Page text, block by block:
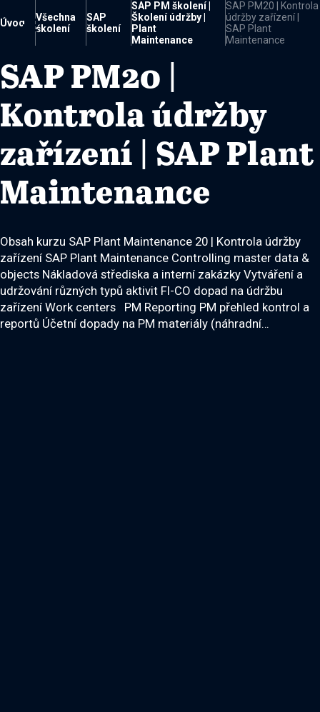

Úvod
Všechna
školení
SAP
školení
SAP PM školení |
Školení údržby |
Plant
Maintenance
SAP PM20 | Kontrola
údržby zařízení |
SAP Plant
Maintenance
SAP PM20 |
Kontrola údržby
zařízení | SAP Plant
Maintenance
Obsah kurzu SAP Plant Maintenance 20 | Kontrola údržby
zařízení SAP Plant Maintenance Controlling master data &
objects Nákladová střediska a interní zakázky Vytváření a
udržování různých typů aktivit FI-CO dopad na údržbu
zařízení Work centers PM Reporting PM přehled kontrol a
reportů Účetní dopady na PM materiály (náhradní…